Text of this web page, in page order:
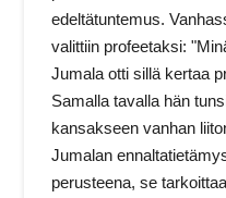
edeltätuntemus.
valittiin profeetaksi:
Jumala otti sillä kertaa
Samalla tavalla hän
kansakseen vanhan
Jumalan
perusteena, se